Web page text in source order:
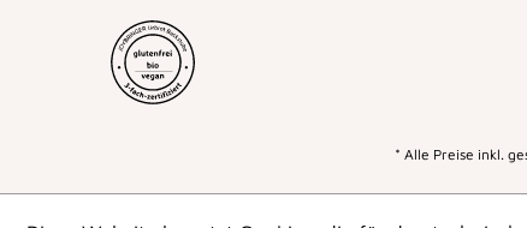
* Alle Preise inkl.